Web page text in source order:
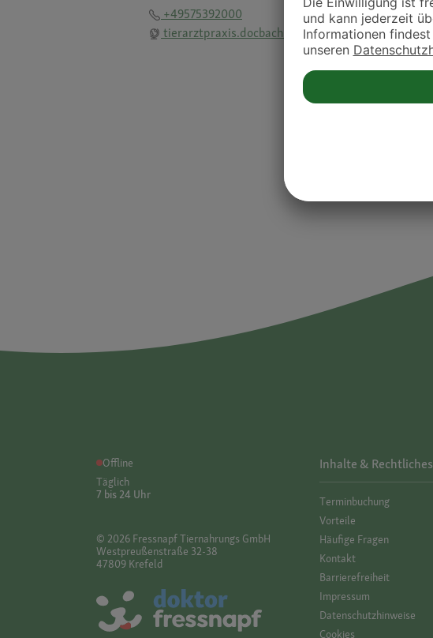
+49575392000
tierarztpraxis.docbachmann.de
Offline
Täglich
7 bis 24 Uhr
© 2026 Fressnapf Tiernahrungs GmbH
Westpreußenstraße 32-38
47809 Krefeld
Inhalte & Rechtliches
Termin­buchung
Vorteile
Häufige Fragen
Kontakt
Barrierefreiheit
Impressum
Datenschutz­hinweise
Cookies